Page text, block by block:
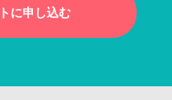
に申し込む